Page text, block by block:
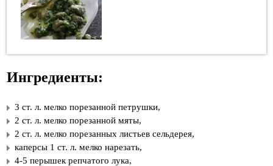
Ингредиенты:
3 ст. л. мелко порезанной петрушки,
2 ст. л. мелко порезанной мяты,
2 ст. л. мелко порезанных листьев сельдерея,
каперсы 1 ст. л. мелко нарезать,
4-5 перышек репчатого лука,